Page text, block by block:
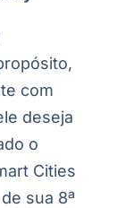
com
deseja
o
Cities
sua 8ª